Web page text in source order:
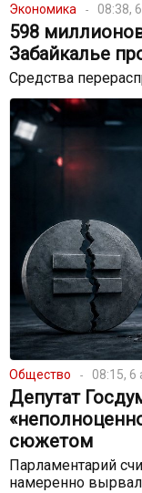
Экономика 08:38,
598
Забайкалье
Средства
Общество 08:15, 6
Депутат
сюжетом
Парламентарий
намеренно